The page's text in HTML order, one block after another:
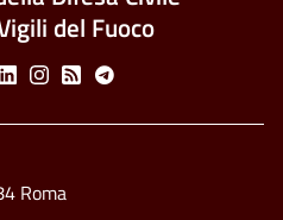
del Fuoco
Menu
Instagram
Feed Telegram
Roma